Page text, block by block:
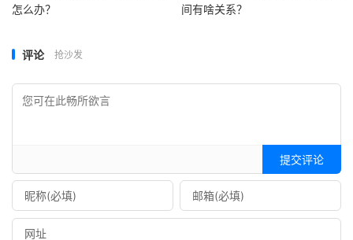
怎么办？
间有啥关系？
评论 抢沙发
提交评论